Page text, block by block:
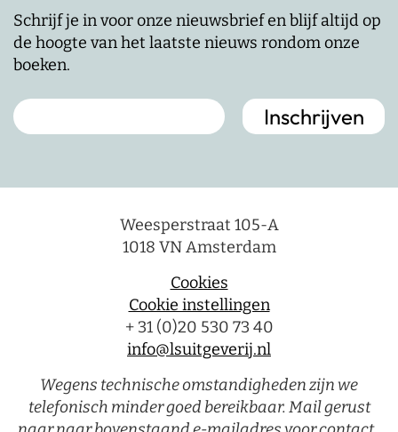
Schrijf je in voor onze nieuwsbrief en blijf altijd op
de hoogte van het laatste nieuws rondom onze
boeken.
Weesperstraat 105-A
1018 VN Amsterdam
Cookies
Cookie instellingen
+ 31 (0)20 530 73 40
info@lsuitgeverij.nl
Wegens technische omstandigheden zijn we
telefonisch minder goed bereikbaar. Mail gerust